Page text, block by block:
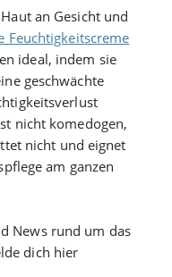
an Gesicht und
Feuchtigkeitscreme
ideal, indem sie
geschwächte
nicht komedogen,
nicht und eignet
am ganzen
News rund um das
dich hier